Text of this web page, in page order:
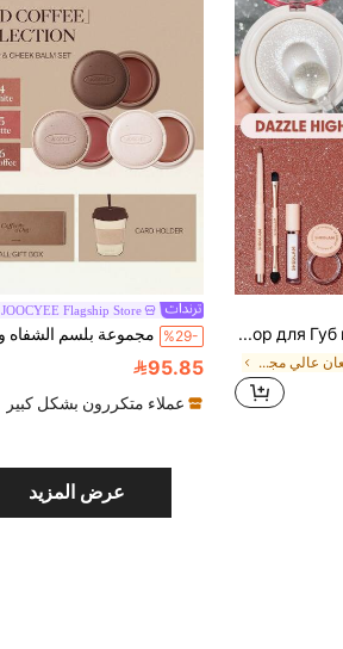
SHEGLAM [2Pcs] Glowchi Dazzler Набор для Губ и Хайлайтер ماركة تجميل ومكياج للنساء والفتيات
في لمعان عالي مجموعات المكياج
JOOCYEE Flagship Store
%29-
95.85
عملاء متكررون بشكل كبير
عرض المزيد